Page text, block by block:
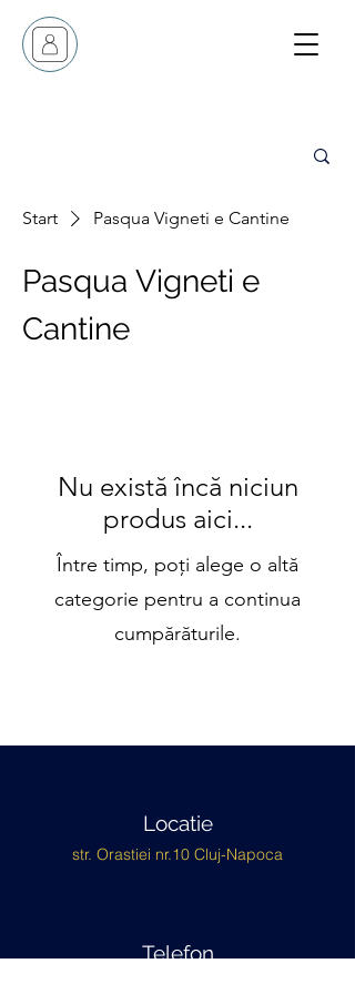
Start Pasqua Vigneti e Cantine
Pasqua Vigneti e
Cantine
Nu există încă niciun
produs aici...
Între timp, poți alege o altă
categorie pentru a continua
cumpărăturile.
Locatie
str. Orastiei nr.10 Cluj-Napoca
Telefon